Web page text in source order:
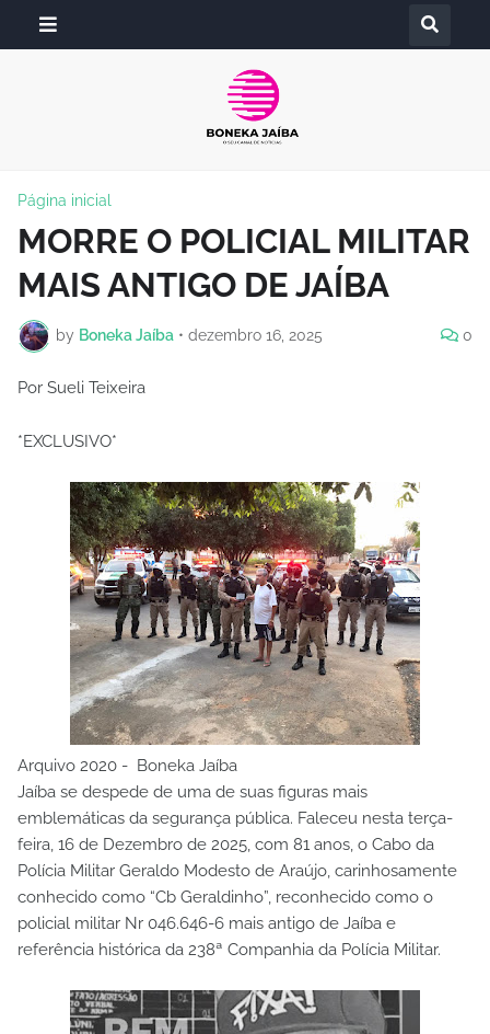
Página inicial
MORRE O POLICIAL MILITAR
MAIS ANTIGO DE JAÍBA
by Boneka Jaíba • dezembro 16, 2025 0
Por Sueli Teixeira
*EXCLUSIVO*
Arquivo 2020 - Boneka Jaíba
Jaíba se despede de uma de suas figuras mais
emblemáticas da segurança pública. Faleceu nesta terça-
feira, 16 de Dezembro de 2025, com 81 anos, o Cabo da
Polícia Militar Geraldo Modesto de Araújo, carinhosamente
conhecido como “Cb Geraldinho”, reconhecido como o
policial militar Nr 046.646-6 mais antigo de Jaíba e
referência histórica da 238ª Companhia da Polícia Militar.